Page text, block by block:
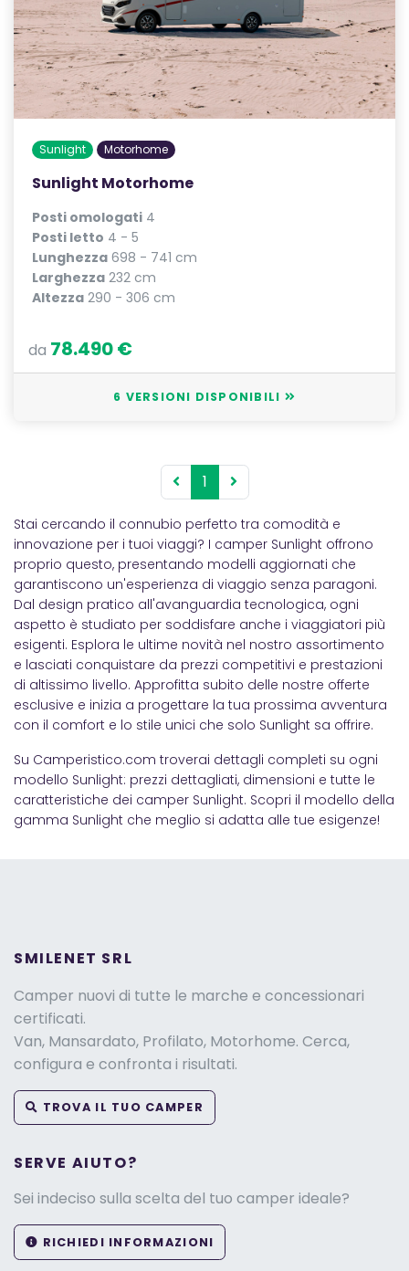
Sunlight Motorhome
Sunlight Motorhome
Posti omologati 4
Posti letto 4 - 5
Lunghezza 698 - 741 cm
Larghezza 232 cm
Altezza 290 - 306 cm
da 78.490 €
6 VERSIONI DISPONIBILI
1
Stai cercando il connubio perfetto tra comodità e
innovazione per i tuoi viaggi? I camper Sunlight offrono
proprio questo, presentando modelli aggiornati che
garantiscono un'esperienza di viaggio senza paragoni.
Dal design pratico all'avanguardia tecnologica, ogni
aspetto è studiato per soddisfare anche i viaggiatori più
esigenti. Esplora le ultime novità nel nostro assortimento
e lasciati conquistare da prezzi competitivi e prestazioni
di altissimo livello. Approfitta subito delle nostre offerte
esclusive e inizia a progettare la tua prossima avventura
con il comfort e lo stile unici che solo Sunlight sa offrire.
Su Camperistico.com troverai dettagli completi su ogni
modello Sunlight: prezzi dettagliati, dimensioni e tutte le
caratteristiche dei camper Sunlight. Scopri il modello della
gamma Sunlight che meglio si adatta alle tue esigenze!
SMILENET SRL
Camper nuovi di tutte le marche e concessionari
certificati.
Van, Mansardato, Profilato, Motorhome. Cerca,
configura e confronta i risultati.
TROVA IL TUO CAMPER
SERVE AIUTO?
Sei indeciso sulla scelta del tuo camper ideale?
RICHIEDI INFORMAZIONI